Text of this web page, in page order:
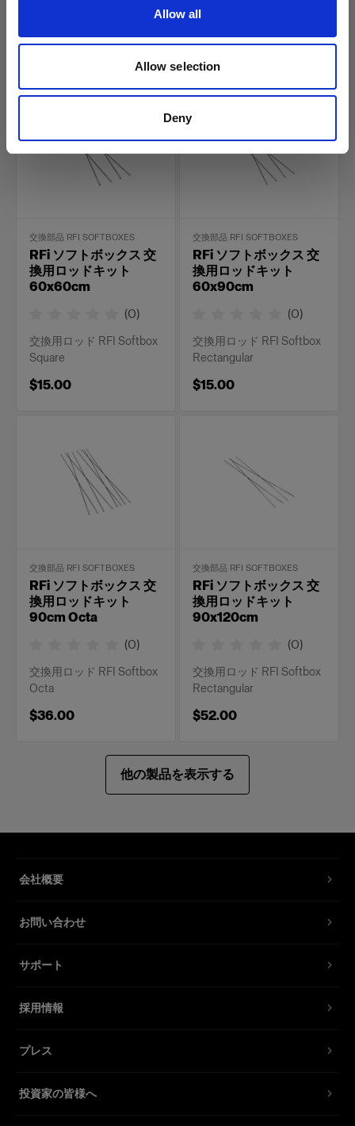
Allow all
Allow selection
Deny
交換用ロッド RFI Softbox
交換用ロッド RFI Softbox
交換部品 RFI SOFTBOXES
RFi ソフトボックス 交
換用ロッドキット
60x60cm
(0)
交換用ロッド RFI Softbox
Square
$15.00
交換部品 RFI SOFTBOXES
RFi ソフトボックス 交
換用ロッドキット
60x90cm
(0)
交換用ロッド RFI Softbox
Rectangular
$15.00
交換部品 RFI SOFTBOXES
RFi ソフトボックス 交
換用ロッドキット
90cm Octa
(0)
交換用ロッド RFI Softbox
Octa
$36.00
交換部品 RFI SOFTBOXES
RFi ソフトボックス 交
換用ロッドキット
90x120cm
(0)
交換用ロッド RFI Softbox
Rectangular
$52.00
他の製品を表示する
会社概要
お問い合わせ
サポート
採用情報
プレス
投資家の皆様へ